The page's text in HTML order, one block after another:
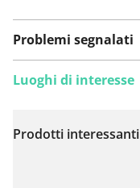
Problemi segnalati
Visualizza
Luoghi di interesse
Prodotti